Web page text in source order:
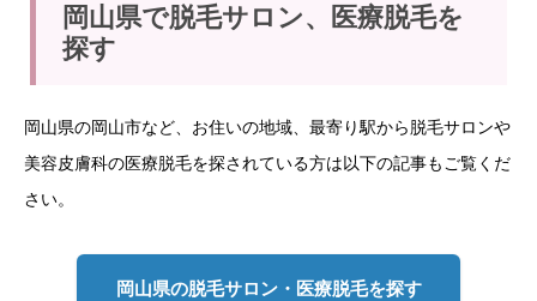
岡山県で脱毛サロン、医療脱毛を
探す
岡山県の岡山市など、お住いの地域、最寄り駅から脱毛サロンや
美容皮膚科の医療脱毛を探されている方は以下の記事もご覧くだ
さい。
岡山県の脱毛サロン・医療脱毛を探す